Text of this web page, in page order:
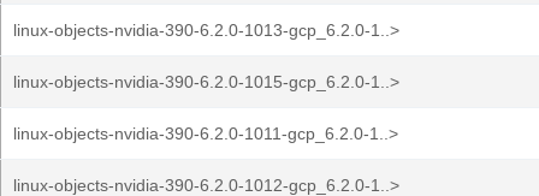
linux-objects-nvidia-390-6.2.0-1013-gcp_6.2.0-1..>
linux-objects-nvidia-390-6.2.0-1015-gcp_6.2.0-1..>
linux-objects-nvidia-390-6.2.0-1011-gcp_6.2.0-1..>
linux-objects-nvidia-390-6.2.0-1012-gcp_6.2.0-1..>